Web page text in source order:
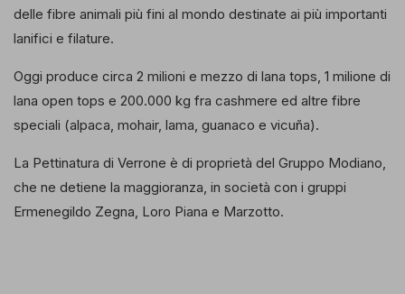
delle fibre animali più fini al mondo destinate ai più importanti
lanifici e filature.
Oggi produce circa 2 milioni e mezzo di lana tops, 1 milione di
lana open tops e 200.000 kg fra cashmere ed altre fibre
speciali (alpaca, mohair, lama, guanaco e vicuña).
La Pettinatura di Verrone è di proprietà del Gruppo Modiano,
che ne detiene la maggioranza, in società con i gruppi
Ermenegildo Zegna, Loro Piana e Marzotto.